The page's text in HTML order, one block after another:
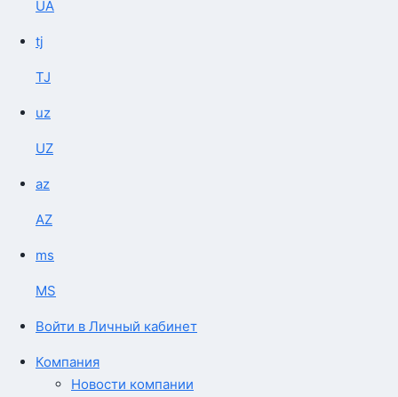
UA
tj
TJ
uz
UZ
az
AZ
ms
MS
Войти в Личный кабинет
Компания
Новости компании